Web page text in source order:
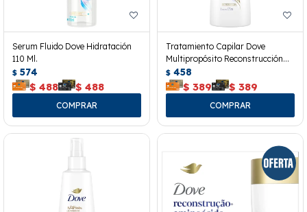
Serum Fluido Dove Hidratación
110 Ml.
$ 574
$ 488 $ 488
Tratamiento Capilar Dove
Multipropósito Reconstrucción
175 Ml.
$ 458
$ 389 $ 389